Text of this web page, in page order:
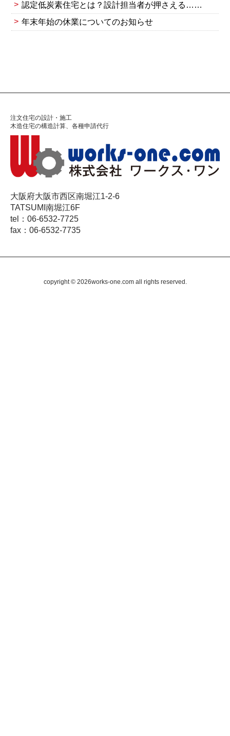
認定低炭素住宅とは？設計担当者が押さえる……
年末年始の休業についてのお知らせ
注文住宅の設計・施工
木造住宅の構造計算、各種申請代行
大阪府大阪市西区南堀江1-2-6
TATSUMI南堀江6F
tel：06-6532-7725
fax：06-6532-7735
copyright © 2026works-one.com all rights reserved.